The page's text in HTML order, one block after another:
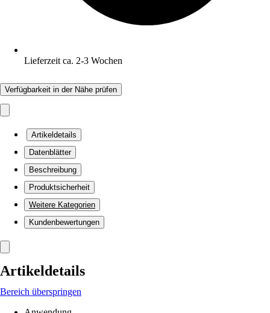
Lieferzeit ca. 2-3 Wochen
Verfügbarkeit in der Nähe prüfen
Artikeldetails
Datenblätter
Beschreibung
Produktsicherheit
Weitere Kategorien
Kundenbewertungen
Artikeldetails
Bereich überspringen